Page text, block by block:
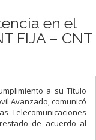
en el
FIJA – CNT
a su Título
Avanzado, comunicó
Telecomunicaciones
de acuerdo al